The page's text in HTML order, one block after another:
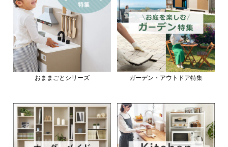
おままごとシリーズ ガーデン・アウトドア特集